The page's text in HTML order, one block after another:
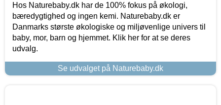
Hos Naturebaby.dk har de 100% fokus på økologi,
bæredygtighed og ingen kemi. Naturebaby.dk er
Danmarks største økologiske og miljøvenlige univers til
baby, mor, barn og hjemmet. Klik her for at se deres
udvalg.
Se udvalget på Naturebaby.dk